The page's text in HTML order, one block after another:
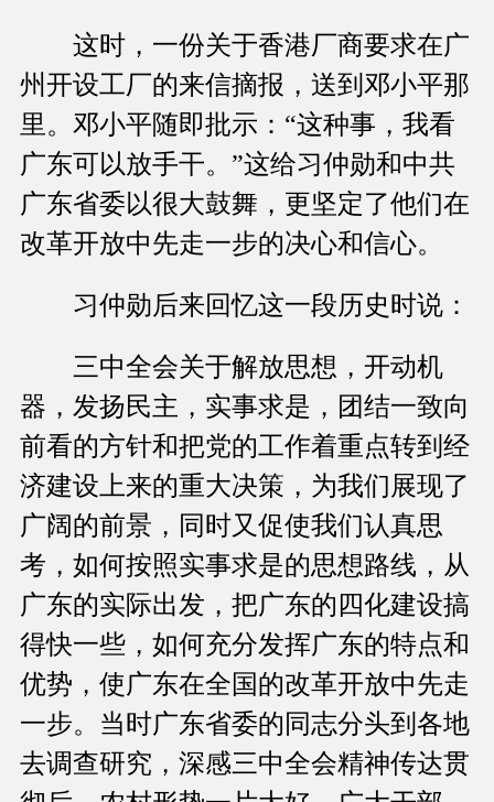
这时，一份关于香港厂商要求在广
州开设工厂的来信摘报，送到邓小平那
里。邓小平随即批示：“这种事，我看
广东可以放手干。”这给习仲勋和中共
广东省委以很大鼓舞，更坚定了他们在
改革开放中先走一步的决心和信心。
习仲勋后来回忆这一段历史时说：
三中全会关于解放思想，开动机
器，发扬民主，实事求是，团结一致向
前看的方针和把党的工作着重点转到经
济建设上来的重大决策，为我们展现了
广阔的前景，同时又促使我们认真思
考，如何按照实事求是的思想路线，从
广东的实际出发，把广东的四化建设搞
得快一些，如何充分发挥广东的特点和
优势，使广东在全国的改革开放中先走
一步。当时广东省委的同志分头到各地
去调查研究，深感三中全会精神传达贯